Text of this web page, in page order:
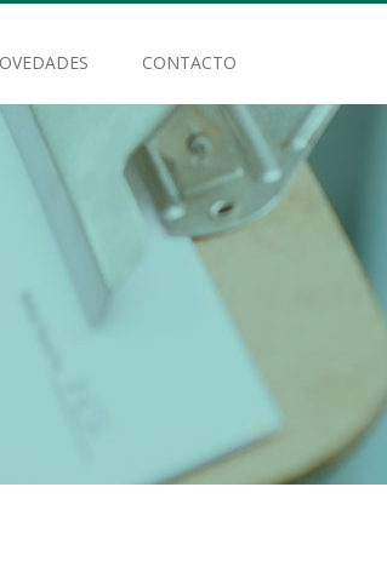
CONTACTO